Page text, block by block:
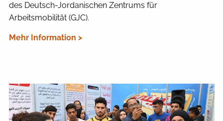
des Deutsch-Jordanischen Zentrums für
Arbeitsmobilität (GJC).
Mehr Information >